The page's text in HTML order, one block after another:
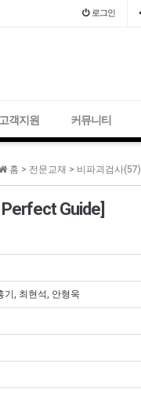
로그인
고객지원 커뮤니티
홈 > 전문교재 > 비파괴검사(57)
Guide]
기, 최현석, 안형욱